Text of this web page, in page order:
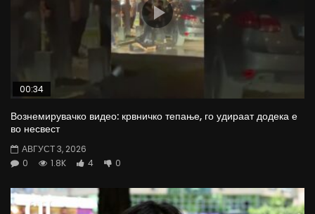
00:34
Вознемирувачко видео: крвничко тепање, го удираат додека е
во несвест
АВГУСТ 3, 2026
0
1.8K 4 0